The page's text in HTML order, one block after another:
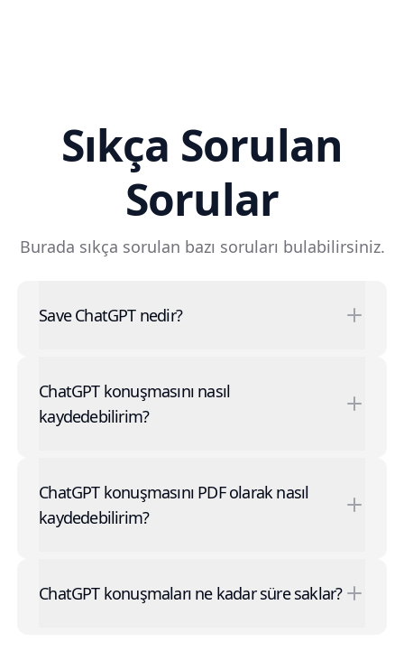
Sıkça Sorulan
Sorular
Burada sıkça sorulan bazı soruları bulabilirsiniz.
Save ChatGPT nedir?
ChatGPT konuşmasını nasıl
kaydedebilirim?
ChatGPT konuşmasını PDF olarak nasıl
kaydedebilirim?
ChatGPT konuşmaları ne kadar süre saklar?